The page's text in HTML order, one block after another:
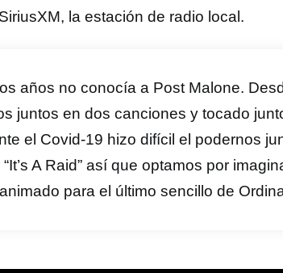
la estación de radio local.
años no conocía a Post Malone.
juntos en dos canciones y tocado
el Covid-19 hizo difícil el podernos
A Raid” así que optamos por
para el último sencillo de